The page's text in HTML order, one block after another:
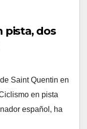
pista, dos
Saint Quentin en
en pista
español, ha